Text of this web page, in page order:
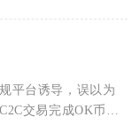
平台诱导，误以为
交易完成OK币充